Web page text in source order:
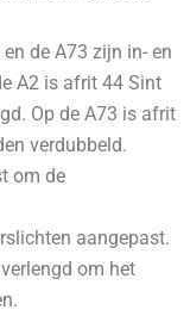
de A73 zijn in- en
A2 is afrit 44 Sint
Op de A73 is afrit
verdubbeld.
om de
aangepast.
om het